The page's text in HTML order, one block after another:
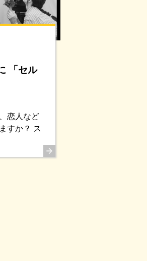
「セル
恋人など
すか？ ス